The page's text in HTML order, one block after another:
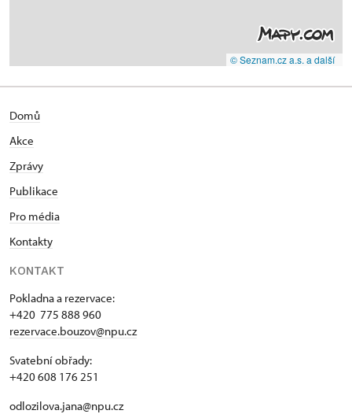
© Seznam.cz a.s. a další
Domů
Akce
Zprávy
Publikace
Pro média
Kontakty
KONTAKT
Pokladna a rezervace:
+420 775 888 960
rezervace.bouzov@npu.cz
Svatební obřady:
+420 608 176 251
odlozilova.jana@npu.cz